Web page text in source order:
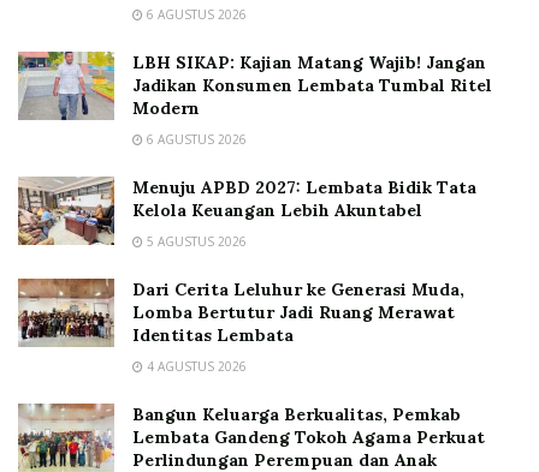
6 AGUSTUS 2026
LBH SIKAP: Kajian Matang Wajib! Jangan
Jadikan Konsumen Lembata Tumbal Ritel
Modern
6 AGUSTUS 2026
Menuju APBD 2027: Lembata Bidik Tata
Kelola Keuangan Lebih Akuntabel
5 AGUSTUS 2026
Dari Cerita Leluhur ke Generasi Muda,
Lomba Bertutur Jadi Ruang Merawat
Identitas Lembata
4 AGUSTUS 2026
Bangun Keluarga Berkualitas, Pemkab
Lembata Gandeng Tokoh Agama Perkuat
Perlindungan Perempuan dan Anak